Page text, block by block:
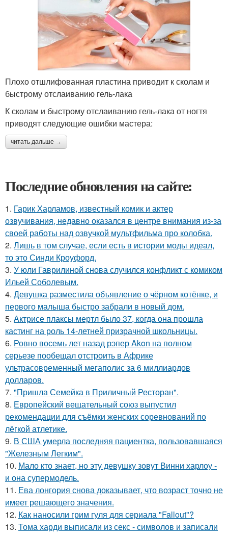
Плохо отшлифованная пластина приводит к сколам и
быстрому отслаиванию гель-лака
К сколам и быстрому отслаиванию гель-лака от ногтя
приводят следующие ошибки мастера:
читать дальше →
Последние обновления на сайте:
1. Гарик Харламов, известный комик и актер
озвучивания, недавно оказался в центре внимания из-за
своей работы над озвучкой мультфильма про колобка.
2. Лишь в том случае, если есть в истории моды идеал,
то это Синди Кроуфорд.
3. У юли Гаврилиной снова случился конфликт с комиком
Ильей Соболевым.
4. Девушка разместила объявление о чёрном котёнке, и
первого малыша быстро забрали в новый дом.
5. Актрисе плаксы мертл было 37, когда она прошла
кастинг на роль 14-летней призрачной школьницы.
6. Ровно восемь лет назад рэпер Akon на полном
серьезе пообещал отстроить в Африке
ультрасовременный мегаполис за 6 миллиардов
долларов.
7. "Пришла Семейка в Приличный Ресторан".
8. Европейский вещательный союз выпустил
рекомендации для съёмки женских соревнований по
лёгкой атлетике.
9. В США умерла последняя пациентка, пользовавшаяся
"Железным Легким".
10. Мало кто знает, но эту девушку зовут Винни харлоу -
и она супермодель.
11. Ева лонгория снова доказывает, что возраст точно не
имеет решающего значения.
12. Как наносили грим гуля для сериала "Fallout"?
13. Тома харди выписали из секс - символов и записали